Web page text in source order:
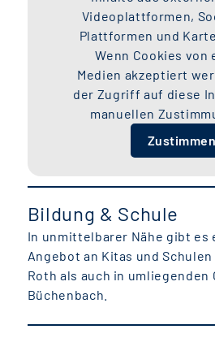
Videoplattformen,
Plattformen und
Wenn Cookies von
Medien akzeptiert
der Zugriff auf diese
manuellen
Zustimmen
Bildung & Schule
In unmittelbarer Nähe gibt es
Angebot an Kitas und
Roth als auch in umliegenden
Büchenbach.